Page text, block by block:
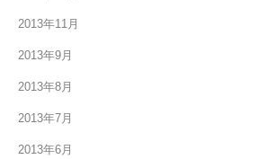
2013年11月
2013年9月
2013年8月
2013年7月
2013年6月